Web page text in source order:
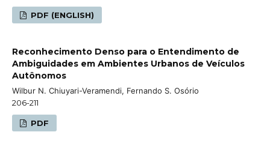
PDF (ENGLISH)
Reconhecimento Denso para o Entendimento de
Ambiguidades em Ambientes Urbanos de Veículos
Autônomos
Wilbur N. Chiuyari-Veramendi, Fernando S. Osório
206-211
PDF